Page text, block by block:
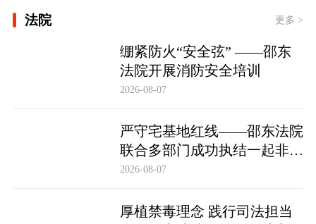
法院 更多 >
绷紧防火“安全弦” ——邵东
法院开展消防安全培训
2026-08-07
严守宅基地红线——邵东法院
联合多部门成功执结一起非法
占用宅基地行政处罚案
2026-08-07
厚植禁毒理念 践行司法担当